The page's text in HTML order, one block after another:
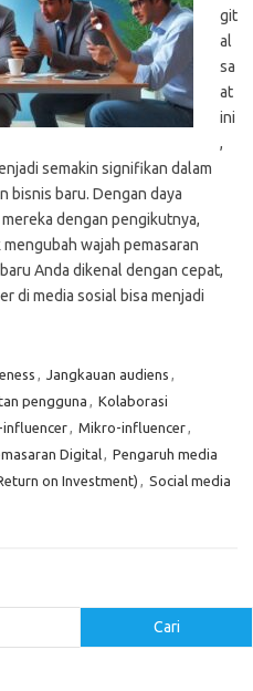
git
al
sa
at
ini
,
semakin signifikan dalam
bisnis baru. Dengan daya
dengan pengikutnya,
wajah pemasaran
Anda dikenal dengan cepat,
di media sosial bisa menjadi
, Jangkauan audiens ,
pengguna , Kolaborasi
, Mikro-influencer,
Digital, Pengaruh media
on Investment) , Social media
Cari